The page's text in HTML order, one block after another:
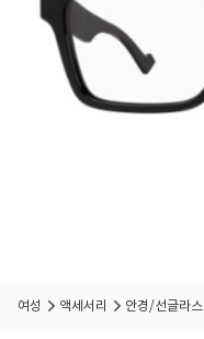
여성 액세서리 안경/선글라스